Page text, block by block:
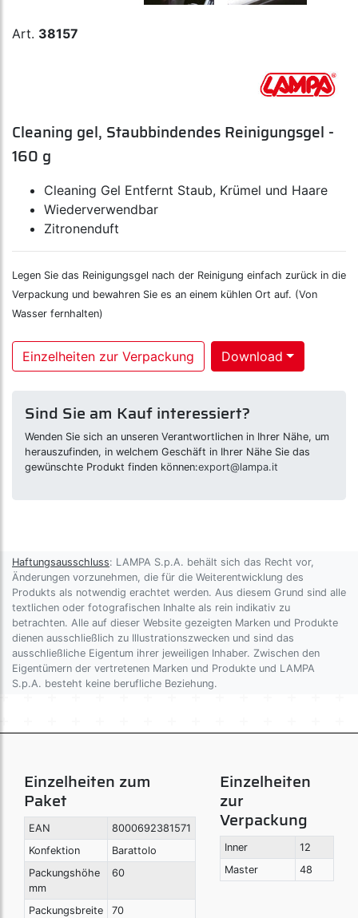
Art. 38157
Cleaning gel, Staubbindendes Reinigungsgel -
160 g
Cleaning Gel Entfernt Staub, Krümel und Haare
Wiederverwendbar
Zitronenduft
Legen Sie das Reinigungsgel nach der Reinigung einfach zurück in die
Verpackung und bewahren Sie es an einem kühlen Ort auf. (Von
Wasser fernhalten)
Einzelheiten zur Verpackung Download
Sind Sie am Kauf interessiert?
Wenden Sie sich an unseren Verantwortlichen in Ihrer Nähe, um
herauszufinden, in welchem Geschäft in Ihrer Nähe Sie das
gewünschte Produkt finden können:export@lampa.it
Haftungsausschluss: LAMPA S.p.A. behält sich das Recht vor,
Änderungen vorzunehmen, die für die Weiterentwicklung des
Produkts als notwendig erachtet werden. Aus diesem Grund sind alle
textlichen oder fotografischen Inhalte als rein indikativ zu
betrachten. Alle auf dieser Website gezeigten Marken und Produkte
dienen ausschließlich zu Illustrationszwecken und sind das
ausschließliche Eigentum ihrer jeweiligen Inhaber. Zwischen den
Eigentümern der vertretenen Marken und Produkte und LAMPA
S.p.A. besteht keine berufliche Beziehung.
Einzelheiten zum
Paket
EAN
8000692381571
Konfektion
Barattolo
Packungshöhe
mm
60
Packungsbreite
70
Einzelheiten
zur
Verpackung
Inner
12
Master
48